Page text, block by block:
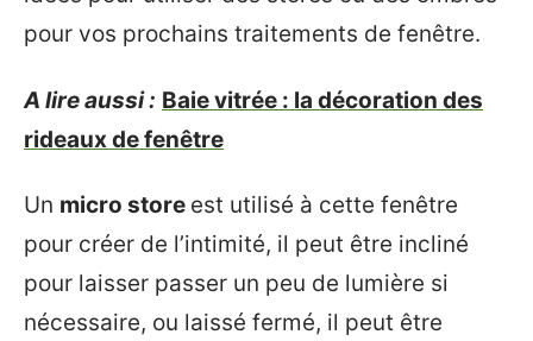
pour vos prochains traitements de fenêtre.
A lire aussi : Baie vitrée : la décoration des
rideaux de fenêtre
Un micro store est utilisé à cette fenêtre
pour créer de l’intimité, il peut être incliné
pour laisser passer un peu de lumière si
nécessaire, ou laissé fermé, il peut être